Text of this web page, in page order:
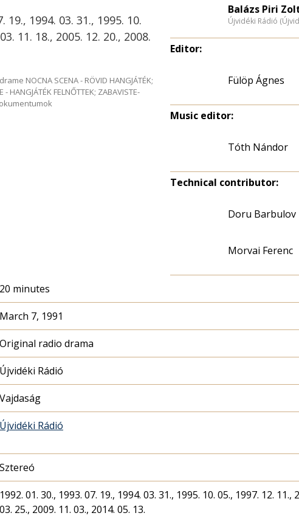
19., 1994. 03. 31., 1995. 10.
11. 18., 2005. 12. 20., 2008.
NOCNA SCENA - RÖVID HANGJÁTÉK;
- HANGJÁTÉK FELNŐTTEK; ZABAVISTE-
Balázs Piri
Újvidéki Rádió
Editor:
Fülöp Ágnes
Music editor:
Tóth Nándor
Technical contributor:
Doru Barbulov
Morvai Ferenc
20 minutes
March 7, 1991
Original radio drama
Újvidéki Rádió
Vajdaság
Újvidéki Rádió
Sztereó
1992. 01. 30., 1993. 07. 19., 1994. 03. 31., 1995. 10. 05., 1997. 12.
03. 25., 2009. 11. 03., 2014. 05. 13.